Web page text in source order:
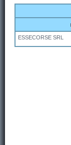
ESSECORSE SRL